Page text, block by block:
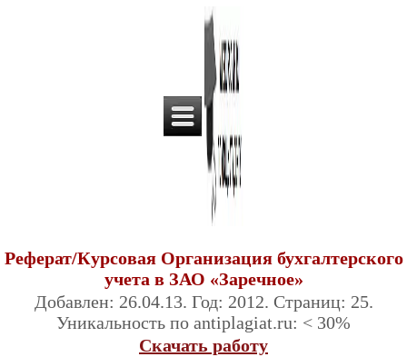
Реферат/Курсовая Организация бухгалтерского
учета в ЗАО «Заречное»
Добавлен: 26.04.13. Год: 2012. Страниц: 25.
Уникальность по antiplagiat.ru: < 30%
Скачать работу